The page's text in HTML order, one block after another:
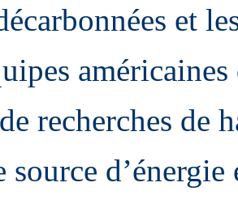
et
recherches de
source